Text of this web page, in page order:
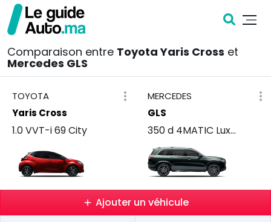
Comparaison entre Toyota Yaris Cross et
Mercedes GLS
TOYOTA
Yaris Cross
1.0 VVT-i 69 City
MERCEDES
GLS
350 d 4MATIC Luxury
Ajouter un véhicule